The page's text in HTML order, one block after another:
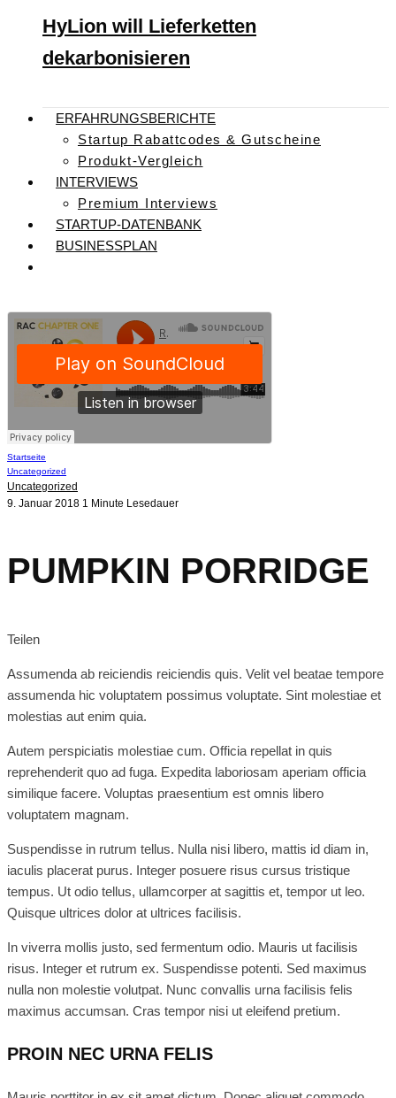
HyLion will Lieferketten
dekarbonisieren
ERFAHRUNGSBERICHTE
Startup Rabattcodes & Gutscheine
Produkt-Vergleich
INTERVIEWS
Premium Interviews
STARTUP-DATENBANK
BUSINESSPLAN
Startseite
Uncategorized
Uncategorized
9. Januar 2018 1 Minute Lesedauer
PUMPKIN PORRIDGE
Teilen
Assumenda ab reiciendis reiciendis quis. Velit vel beatae tempore
assumenda hic voluptatem possimus voluptate. Sint molestiae et
molestias aut enim quia.
Autem perspiciatis molestiae cum. Officia repellat in quis
reprehenderit quo ad fuga. Expedita laboriosam aperiam officia
similique facere. Voluptas praesentium est omnis libero
voluptatem magnam.
Suspendisse in rutrum tellus. Nulla nisi libero, mattis id diam in,
iaculis placerat purus. Integer posuere risus cursus tristique
tempus. Ut odio tellus, ullamcorper at sagittis et, tempor ut leo.
Quisque ultrices dolor at ultrices facilisis.
In viverra mollis justo, sed fermentum odio. Mauris ut facilisis
risus. Integer et rutrum ex. Suspendisse potenti. Sed maximus
nulla non molestie volutpat. Nunc convallis urna facilisis felis
maximus accumsan. Cras tempor nisi ut eleifend pretium.
PROIN NEC URNA FELIS